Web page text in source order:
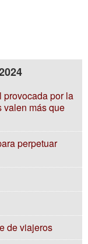
provocada por la
valen más que
perpetuar
de viajeros